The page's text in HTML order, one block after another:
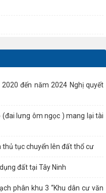
đến năm 2024 Nghị quyết
lưng ôm ngọc ) mang lại tài
thủ tục chuyển lên đất thổ cư
đất tại Tây Ninh
phân khu 3 “Khu dân cư văn